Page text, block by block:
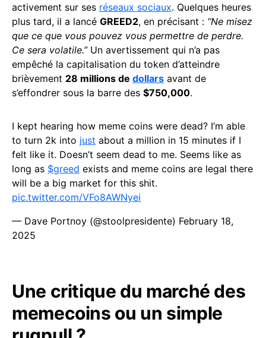
activement sur ses réseaux sociaux. Quelques heures
plus tard, il a lancé GREED2, en précisant : “Ne misez
que ce que vous pouvez vous permettre de perdre.
Ce sera volatile.”Un avertissement qui n’a pas
empêché la capitalisation du token d’atteindre
brièvement 28 millions de dollars avant de
s’effondrer sous la barre des $750,000.
I kept hearing how meme coins were dead? I’m able
to turn 2k into just about a million in 15 minutes if I
felt like it. Doesn’t seem dead to me. Seems like as
long as $greed exists and meme coins are legal there
will be a big market for this shit.
pic.twitter.com/VFo8AWNyei
— Dave Portnoy (@stoolpresidente) February 18,
2025
Une critique du marché des
memecoins ou un simple